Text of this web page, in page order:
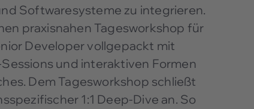
Softwaresysteme zu integrieren.
praxisnahen Tagesworkshop für
Developer vollgepackt mit
und interaktiven Formen
Dem Tagesworkshop schließt
1:1 Deep-Dive an. So